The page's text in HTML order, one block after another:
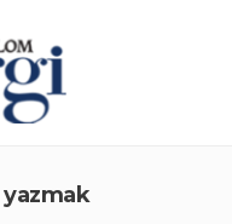
yazmak